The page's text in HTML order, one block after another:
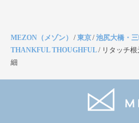
MEZON（メゾン） /東京/池尻大橋・
THANKFUL THOUGHFUL/ リタッチ
細